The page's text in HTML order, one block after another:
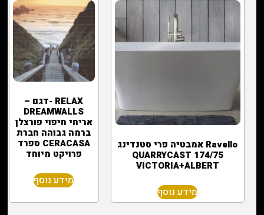
Ravello אמבטיה פרי סטנדינג
174/75 QUARRYCAST
VICTORIA+ALBERT
מידע נוסף
RELAX -דגם –
DREAMWALLS
אריחי חיפוי פורצלן
ברמה גבוהה חברת
CERACASA ספרד
פרויקט מיוחד
מידע נוסף